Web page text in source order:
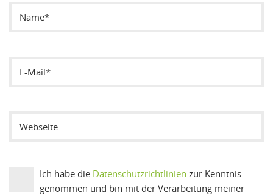
Ich habe die Datenschutzrichtlinien zur Kenntnis
genommen und bin mit der Verarbeitung meiner